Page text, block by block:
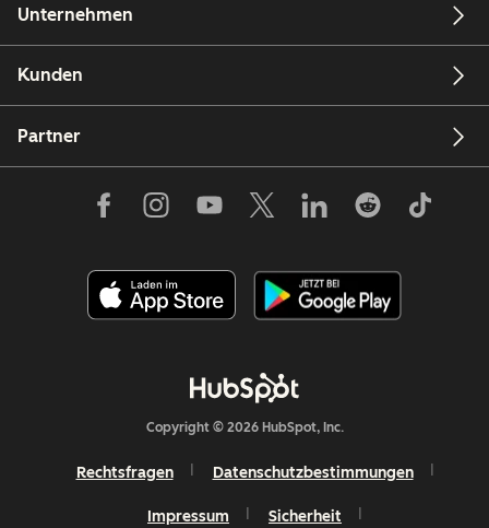
Unternehmen
Kunden
Partner
Copyright © 2026 HubSpot, Inc.
Rechtsfragen Datenschutzbestimmungen
Impressum Sicherheit